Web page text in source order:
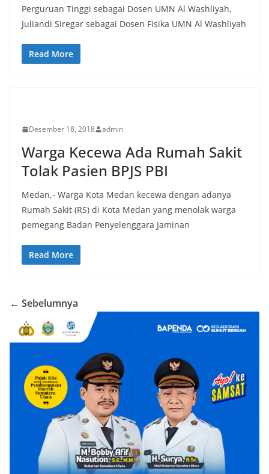
Perguruan Tinggi sebagai Dosen UMN Al Washliyah,
Juliandi Siregar sebagai Dosen Fisika UMN Al Washliyah
Read More
Desember 18, 2018 admin
Warga Kecewa Ada Rumah Sakit
Tolak Pasien BPJS PBI
Medan,- Warga Kota Medan kecewa dengan adanya
Rumah Sakit (RS) di Kota Medan yang menolak warga
pemegang Badan Penyelenggara Jaminan
Read More
← Sebelumnya